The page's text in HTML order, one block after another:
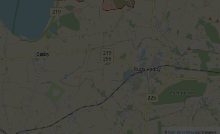
© OpenStreetMapcontributors.